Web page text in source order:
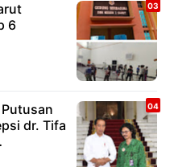
6
Putusan
dr. Tifa